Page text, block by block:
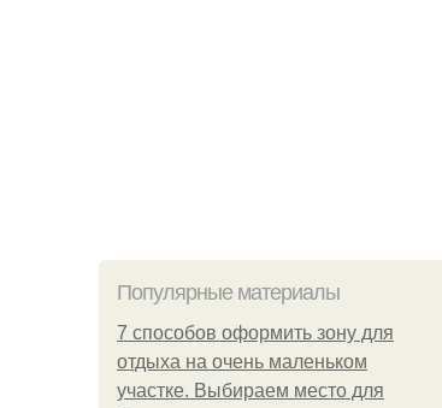
Популярные материалы
7 способов оформить зону для
отдыха на очень маленьком
участке. Выбираем место для